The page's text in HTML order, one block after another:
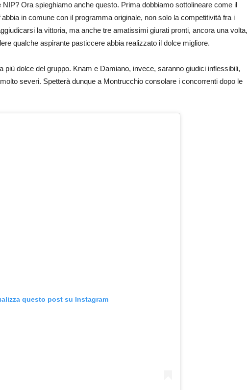
NIP? Ora spieghiamo anche questo. Prima dobbiamo sottolineare come il
abbia in comune con il programma originale, non solo la competitività fra i
la vittoria, ma anche tre amatissimi giurati pronti, ancora una
qualche aspirante pasticcere abbia realizzato il dolce migliore.
più dolce del gruppo. Knam e Damiano, invece, saranno giudici inflessibili,
severi. Spetterà dunque a Montrucchio consolare i concorrenti dopo le
questo post su Instagram